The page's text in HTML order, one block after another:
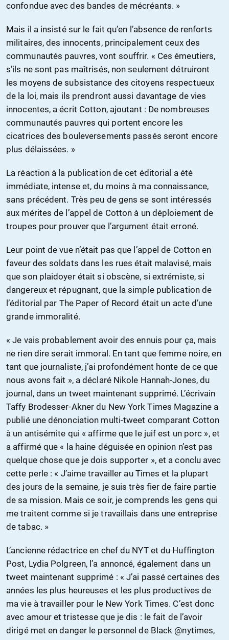
confondue avec des bandes de mécréants. »
Mais il a insisté sur le fait qu’en l’absence de renforts
militaires, des innocents, principalement ceux des
communautés pauvres, vont souffrir. « Ces émeutiers,
s’ils ne sont pas maîtrisés, non seulement détruiront
les moyens de subsistance des citoyens respectueux
de la loi, mais ils prendront aussi davantage de vies
innocentes, a écrit Cotton, ajoutant : De nombreuses
communautés pauvres qui portent encore les
cicatrices des bouleversements passés seront encore
plus délaissées. »
La réaction à la publication de cet éditorial a été
immédiate, intense et, du moins à ma connaissance,
sans précédent. Très peu de gens se sont intéressés
aux mérites de l’appel de Cotton à un déploiement de
troupes pour prouver que l’argument était erroné.
Leur point de vue n’était pas que l’appel de Cotton en
faveur des soldats dans les rues était malavisé, mais
que son plaidoyer était si obscène, si extrémiste, si
dangereux et répugnant, que la simple publication de
l’éditorial par The Paper of Record était un acte d’une
grande immoralité.
« Je vais probablement avoir des ennuis pour ça, mais
ne rien dire serait immoral. En tant que femme noire, en
tant que journaliste, j’ai profondément honte de ce que
nous avons fait », a déclaré Nikole Hannah-Jones, du
journal, dans un tweet maintenant supprimé. L’écrivain
Taffy Brodesser-Akner du New York Times Magazine a
publié une dénonciation multi-tweet comparant Cotton
à un antisémite qui « affirme que le juif est un porc », et
a affirmé que « la haine déguisée en opinion n’est pas
quelque chose que je dois supporter », et a conclu avec
cette perle : « J’aime travailler au Times et la plupart
des jours de la semaine, je suis très fier de faire partie
de sa mission. Mais ce soir, je comprends les gens qui
me traitent comme si je travaillais dans une entreprise
de tabac. »
L’ancienne rédactrice en chef du NYT et du Huffington
Post, Lydia Polgreen, l’a annoncé, également dans un
tweet maintenant supprimé : « J’ai passé certaines des
années les plus heureuses et les plus productives de
ma vie à travailler pour le New York Times. C’est donc
avec amour et tristesse que je dis : le fait de l’avoir
dirigé met en danger le personnel de Black @nytimes,